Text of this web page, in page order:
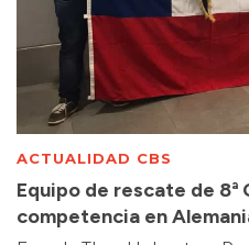
ACTUALIDAD CBS
Equipo de rescate de
competencia en